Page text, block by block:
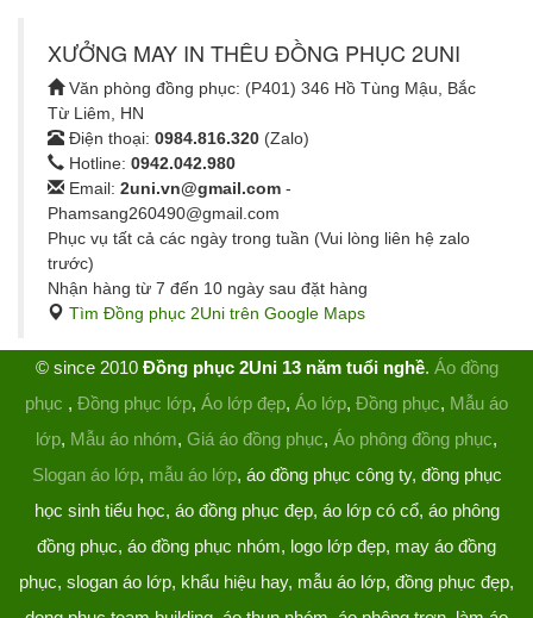
XƯỞNG MAY IN THÊU ĐỒNG PHỤC 2UNI
Văn phòng đồng phục: (P401) 346 Hồ Tùng Mậu, Bắc
Từ Liêm, HN
Điện thoại: 0984.816.320 (Zalo)
Hotline: 0942.042.980
Email: 2uni.vn@gmail.com -
Phamsang260490@gmail.com
Phục vụ tất cả các ngày trong tuần (Vui lòng liên hệ zalo
trước)
Nhận hàng từ 7 đến 10 ngày sau đặt hàng
Tìm Đồng phục 2Uni trên Google Maps
© since 2010 Đồng phục 2Uni 13 năm tuổi nghề. Áo đồng
phục , Đồng phục lớp, Áo lớp đẹp, Áo lớp, Đồng phục, Mẫu áo
lớp, Mẫu áo nhóm, Giá áo đồng phục, Áo phông đồng phục,
Slogan áo lớp, mẫu áo lớp, áo đồng phục công ty, đồng phục
học sinh tiểu học, áo đồng phục đẹp, áo lớp có cổ, áo phông
đồng phục, áo đồng phục nhóm, logo lớp đẹp, may áo đồng
phục, slogan áo lớp, khẩu hiệu hay, mẫu áo lớp, đồng phục đẹp,